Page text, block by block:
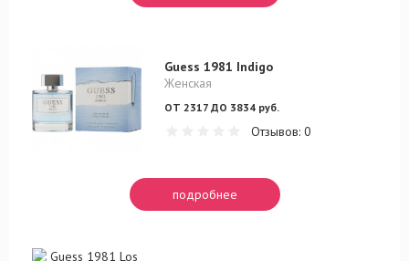
Guess 1981 Indigo
Женская
ОТ 2317 ДО 3834 руб.
Отзывов: 0
подробнее